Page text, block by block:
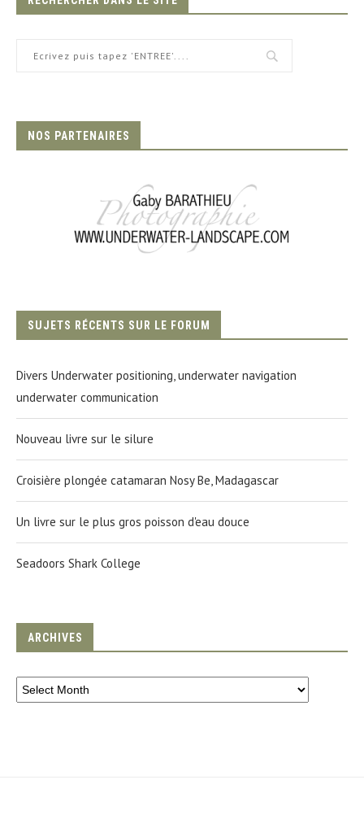
NOS PARTENAIRES
SUJETS RÉCENTS SUR LE FORUM
Divers Underwater positioning, underwater navigation
underwater communication
Nouveau livre sur le silure
Croisière plongée catamaran Nosy Be, Madagascar
Un livre sur le plus gros poisson d'eau douce
Seadoors Shark College
ARCHIVES